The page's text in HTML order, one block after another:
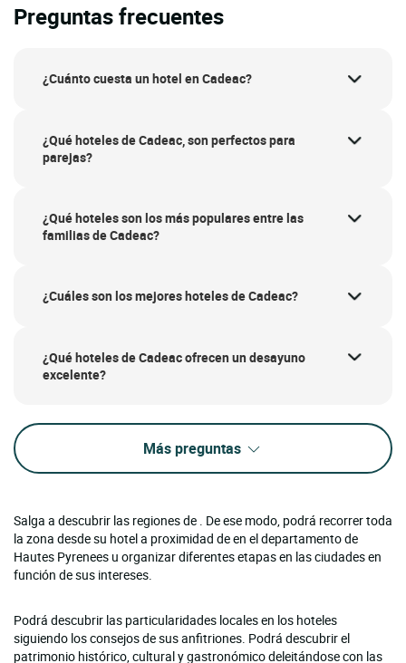
Preguntas frecuentes
¿Cuánto cuesta un hotel en Cadeac?
¿Qué hoteles de Cadeac, son perfectos para
parejas?
¿Qué hoteles son los más populares entre las
familias de Cadeac?
¿Cuáles son los mejores hoteles de Cadeac?
¿Qué hoteles de Cadeac ofrecen un desayuno
excelente?
Más preguntas
Salga a descubrir las regiones de . De ese modo, podrá recorrer toda
la zona desde su hotel a proximidad de en el departamento de
Hautes Pyrenees u organizar diferentes etapas en las ciudades en
función de sus intereses.
Podrá descubrir las particularidades locales en los hoteles
siguiendo los consejos de sus anfitriones. Podrá descubrir el
patrimonio histórico, cultural y gastronómico deleitándose con las